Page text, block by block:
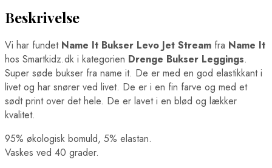
Beskrivelse
Vi har fundet Name It Bukser Levo Jet Stream fra Name It
hos Smartkidz.dk i kategorien Drenge Bukser Leggings.
Super søde bukser fra name it. De er med en god elastikkant i
livet og har snører ved livet. De er i en fin farve og med et
sødt print over det hele. De er lavet i en blød og lækker
kvalitet.
95% økologisk bomuld, 5% elastan.
Vaskes ved 40 grader.